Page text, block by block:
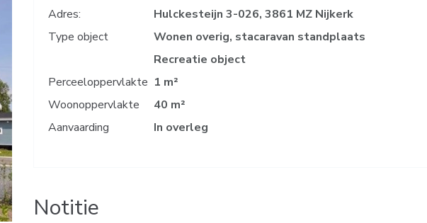
Adres:
Hulckesteijn 3-026, 3861 MZ Nijkerk
Type object
Wonen overig, stacaravan standplaats
Recreatie object
Perceeloppervlakte 1 m²
Woonoppervlakte
40 m²
Aanvaarding
In overleg
Notitie